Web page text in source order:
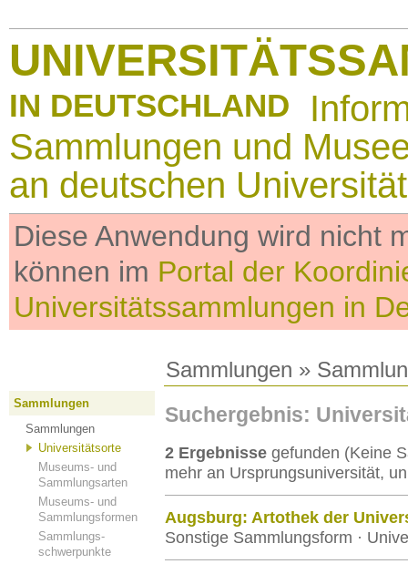
IN DEUTSCHLAND
Sammlungen und
an deutschen
Diese Anwendung wird nicht
können im Portal der
Universitätssammlungen in
Sammlungen »
Sammlungen
Sammlungen
Universitätsorte
Museums- und
Sammlungsarten
Museums- und
Sammlungsformen
Sammlungs-
schwerpunkte
Suchergebnis:
2 Ergebnisse gefunden (Keine
mehr an Ursprungsuniversität,
Augsburg: Artothek der
Sonstige Sammlungsform ·